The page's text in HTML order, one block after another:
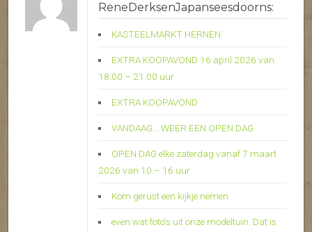
ReneDerksenJapanseesdoorns:
KASTEELMARKT HERNEN
EXTRA KOOPAVOND 16 april 2026 van
18.00 – 21.00 uur
EXTRA KOOPAVOND
VANDAAG….WEER EEN OPEN DAG
OPEN DAG elke zaterdag vanaf 7 maart
2026 van 10 – 16 uur
Kom gerust een kijkje nemen
even wat foto’s uit onze modeltuin. Dat is